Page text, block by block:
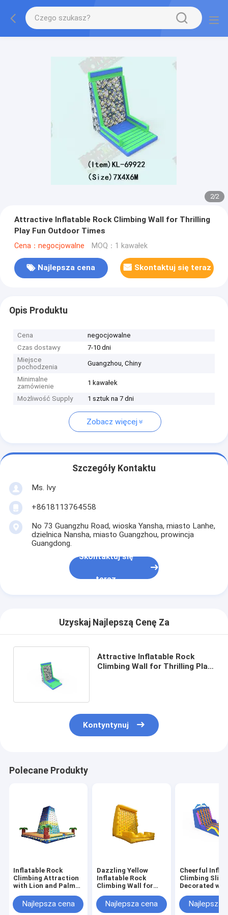
2/2
Attractive Inflatable Rock Climbing Wall for Thrilling
Play Fun Outdoor Times
Cena：negocjowalne MOQ：1 kawałek
Najlepsza cena Skontaktuj się teraz
Opis Produktu
Cena
negocjowalne
Czas dostawy
7-10 dni
Miejsce
pochodzenia
Guangzhou, Chiny
Minimalne
zamówienie
1 kawałek
Możliwość Supply 1 sztuk na 7 dni
Zobacz więcej
Szczegóły Kontaktu
Ms. Ivy
+8618113764558
No 73 Guangzhu Road, wioska Yansha, miasto Lanhe,
dzielnica Nansha, miasto Guangzhou, prowincja
Guangdong.
Skontaktuj się
teraz
Uzyskaj Najlepszą Cenę Za
Attractive Inflatable Rock
Climbing Wall for Thrilling Play
Kontyntynuj
Polecane Produkty
Inflatable Rock
Climbing Attraction
with Lion and Palm
Children's Outdoor
Fun
Najlepsza cena
Dazzling Yellow
Inflatable Rock
Climbing Wall for
Najlepsza cena
Cheerful
Climbing Slide
Decorated
TopNajlepsza